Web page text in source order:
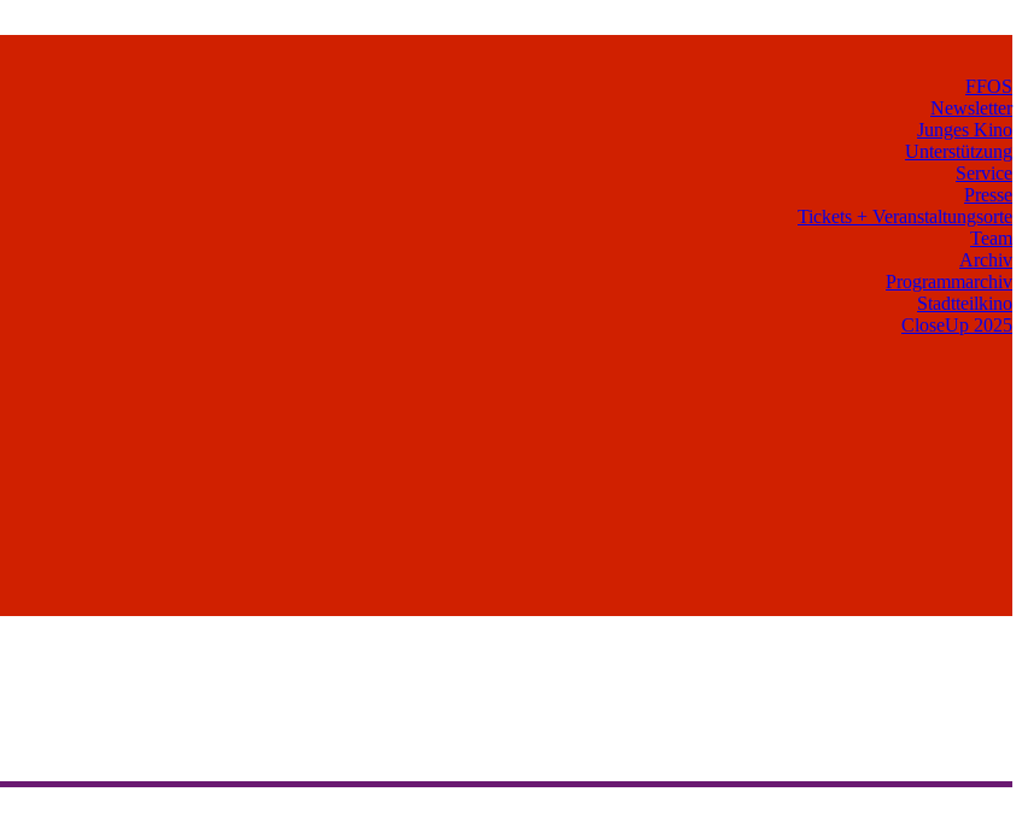
FFOS
Newsletter
Junges Kino
Unterstützung
Service
Presse
Tickets + Veranstaltungsorte
Team
Archiv
Programmarchiv
Stadtteilkino
CloseUp 2025